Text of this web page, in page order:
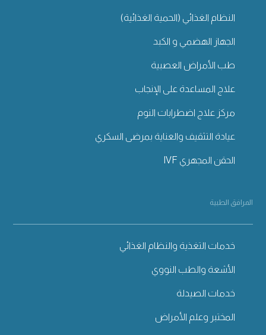
النظام الغذائي (الحمية الغذائية)
الجهاز الهضمي و الكبد
طب الأمراض العصبية
علاج المساعدة على الإنجاب
مركز علاج اضطرابات النوم
عيادة التثقيف والعناية بمرضى السكري
الحقن المجهري IVF
المرافق الطبية
خدمات التغذية والنظام الغذائي
الأشعة والطب النووي
خدمات الصيدلة
المختبر وعلم الأمراض